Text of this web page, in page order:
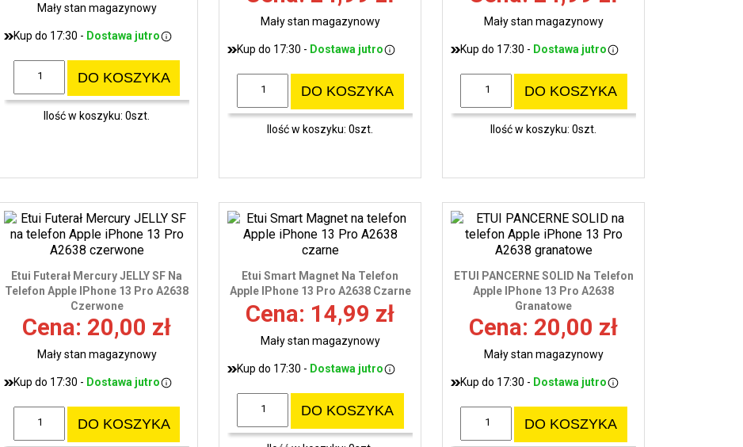
Mały stan magazynowy
Kup do 17:30 - Dostawa jutro
DO KOSZYKA
Ilość w koszyku: 0szt.
Mały stan magazynowy
Kup do 17:30 - Dostawa jutro
DO KOSZYKA
Ilość w koszyku: 0szt.
Mały stan magazynowy
Kup do 17:30 - Dostawa jutro
DO KOSZYKA
Ilość w koszyku: 0szt.
Etui Futerał Mercury JELLY SF Na
Telefon Apple IPhone 13 Pro A2638
Czerwone
Cena: 20,00 zł
Mały stan magazynowy
Kup do 17:30 - Dostawa jutro
DO KOSZYKA
Etui Smart Magnet Na Telefon
Apple IPhone 13 Pro A2638 Czarne
Cena: 14,99 zł
Mały stan magazynowy
Kup do 17:30 - Dostawa jutro
DO KOSZYKA
ETUI PANCERNE SOLID Na Telefon
Apple IPhone 13 Pro A2638
Granatowe
Cena: 20,00 zł
Mały stan magazynowy
Kup do 17:30 - Dostawa jutro
DO KOSZYKA